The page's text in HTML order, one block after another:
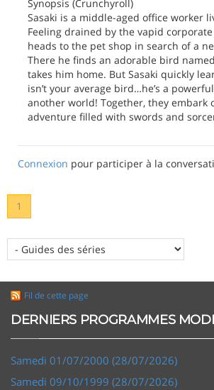
Synopsis (Crunchyroll)
Sasaki is a middle-aged office worker
Feeling drained by the vapid
heads to the pet shop in search of a
There he finds an adorable bird
takes him home. But Sasaki quickly
isn’t your average bird…he’s a
another world! Together, they embark
adventure filled with swords and
Connexion pour participer à la
1
Fil de cette page
DERNIERS PROGRAMMES
Samedi 01/07/2000 (28/07/2026)
Samedi 09/10/1999 (28/07/2026)